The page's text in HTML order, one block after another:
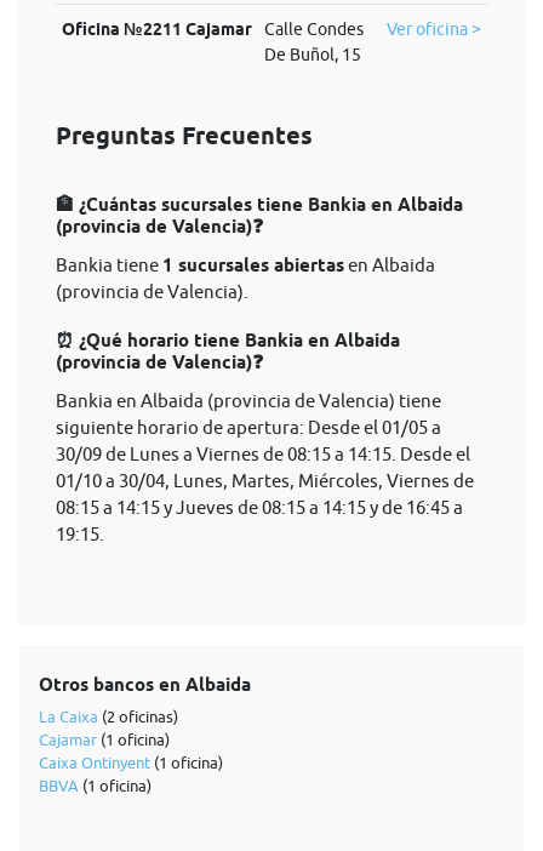
Oficina №2211 Cajamar
Calle Condes
De Buñol, 15
Ver oficina >
Preguntas Frecuentes
🏦 ¿Cuántas sucursales tiene Bankia en Albaida
(provincia de Valencia)❓
Bankia tiene 1 sucursales abiertasen Albaida
(provincia de Valencia).
⏰ ¿Qué horario tiene Bankia en Albaida
(provincia de Valencia)❓
Bankia en Albaida (provincia de Valencia) tiene
siguiente horario de apertura: Desde el 01/05 a
30/09 de Lunes a Viernes de 08:15 a 14:15. Desde el
01/10 a 30/04, Lunes, Martes, Miércoles, Viernes de
08:15 a 14:15 y Jueves de 08:15 a 14:15 y de 16:45 a
19:15.
Otros bancos en Albaida
La Caixa (2 oficinas)
Cajamar (1 oficina)
Caixa Ontinyent (1 oficina)
BBVA (1 oficina)